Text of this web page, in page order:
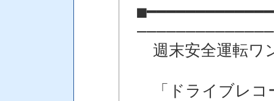
週末安全運転ワ
「ドライブレコ